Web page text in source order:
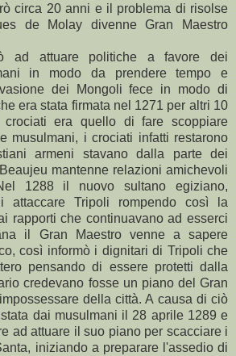
circa 20 anni e il problema di risolse
de Molay divenne Gran Maestro
ad attuare politiche a favore dei
in modo da prendere tempo e
dei Mongoli fece in modo di
era stata firmata nel 1271 per altri 10
era quello di fare scoppiare
musulmani, i crociati infatti restarono
armeni stavano dalla parte dei
mantenne relazioni amichevoli
1288 il nuovo sultano egiziano,
attaccare Tripoli rompendo così la
rapporti che continuavano ad esserci
il Gran Maestro venne a sapere
così informò i dignitari di Tripoli che
pensando di essere protetti dalla
credevano fosse un piano del Gran
della città. A causa di ciò
dai musulmani il 28 aprile 1289 e
ad attuare il suo piano per scacciare i
iniziando a preparare l'assedio di